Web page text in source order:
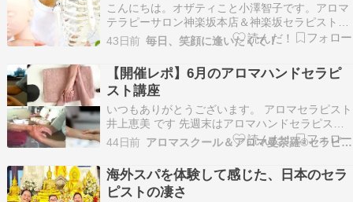
こんにちは。オザティこと小澤智子です。アロマ
テラピーサロン神楽坂本店＆神楽坂セラピスト育
成スクールの『エフェクティブタッチ』を主宰し
ています。 人気ブログランキングに参加していま
すタイから帰国して、すっかり通常運行に戻って
います☺️さて今日は、今年一番の大型企画につい
てお知らせ…
43日前 毎日、笑顔に逢いたくて！
【開催レポ】6月のアロマハンドセラピ
スト講座
いつもありがとうございます。 アロマセラピスト
井上恵美 です 先週末はアロマハンドセラピスト
講座を開催しました。 今回の受講生さんは、アロ
マの資格を取ってから20年振りくらい。 ライフ
ステージの変化で一時アロマを離れたのですが、
学びの再開としてアロマハンドセラピスト講座を
受講…
44日前 アロマスクール＆アロマ曼荼羅®セラピー My Earth
海外スパを体験して感じた、日本のセラ
ピストの凄さ